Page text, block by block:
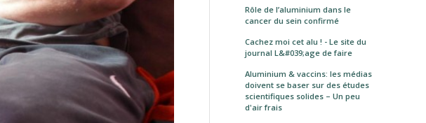
Rôle de l’aluminium dans le
cancer du sein confirmé
Cachez moi cet alu ! - Le site du
journal L&#039;age de faire
Aluminium & vaccins: les médias
doivent se baser sur des études
scientifiques solides – Un peu
d'air frais